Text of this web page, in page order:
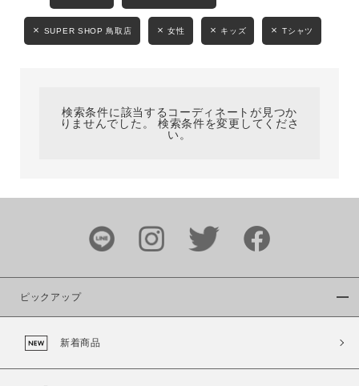
MENS LADIES
ブランド
カラー
SUPER SHOP 鳥取店 女性 キッズ Tシャツ
検索条件に該当するコーディネートが見つか
りませんでした。 検索条件を変更してくださ
い。
ピックアップ
新着商品